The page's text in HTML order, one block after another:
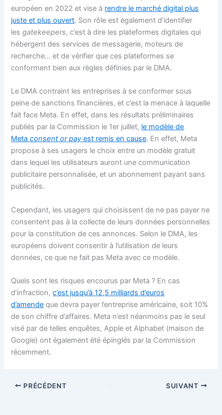
européen en 2022 et vise à rendre le marché digital plus
juste et plus ouvert. Son rôle est également d’identifier
lesgatekeepers, c’est à dire les plateformes digitales qui
hébergent des services de messagerie, moteurs de
recherche… et de vérifier que ces plateformes se
conforment bien aux règles définies par le DMA.
Le DMA contraint les entreprises à se conformer sous
peine de sanctions financières, et c’est la menace à laquelle
fait face Meta. En effet, dans les résultats préliminaires
publiés par la Commission le 1er juillet, le modèle de
Metaconsent or pay est remis en cause. En effet, Meta
propose à ses usagers le choix entre un modèle gratuit
dans lequel les utilisateurs auront une communication
publicitaire personnalisée, et un abonnement payant sans
publicités.
Cependant, les usagers qui choisissent de ne pas payer ne
consentent pas à la collecte de leurs données personnelles
pour la constitution de ces annonces. Selon le DMA, les
européens doivent consentir à l’utilisation de leurs
données, ce que ne fait pas Meta avec ce modèle.
Quels sont les risques encourus par Meta ? En cas
d’infraction,c’est jusqu’à 12,5 milliards d’euros
d’amende que devra payer l’entreprise américaine, soit 10%
de son chiffre d’affaires. Meta n’est néanmoins pas le seul
visé par de telles enquêtes, Apple et Alphabet (maison de
Google) ont également été épinglés par la Commission
récemment.
PRÉCÉDENT SUIVANT